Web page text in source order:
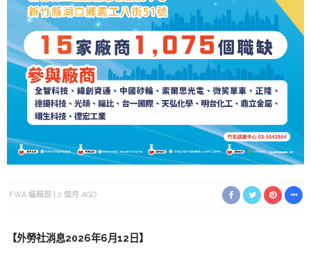
FWA 編輯部 2 個月 AGO
【外勞社消息2026年6月12日】